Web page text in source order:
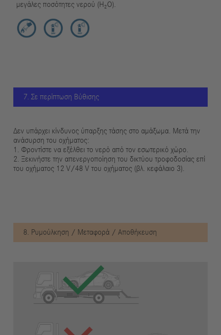
μεγάλες ποσότητες νερού (H₂O).
7. Σε περίπτωση Βύθισης
Δεν υπάρχει κίνδυνος ύπαρξης τάσης στο αμάξωμα. Μετά την
ανάσυρση του οχήματος:
1. Φροντίστε να εξέλθει το νερό από τον εσωτερικό χώρο.
2. Ξεκινήστε την απενεργοποίηση του δικτύου τροφοδοσίας επί
του οχήματος 12 V/48 V του οχήματος (βλ. κεφάλαιο 3).
8. Ρυμούλκηση / Μεταφορά / Αποθήκευση